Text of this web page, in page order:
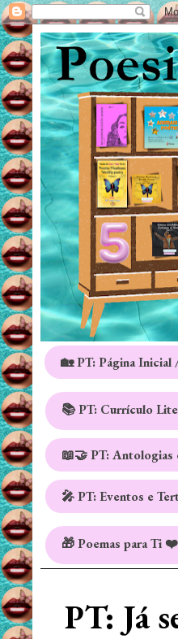
🏡 PT: Página Inicial
📚 PT: Currículo
📖🤝 PT:
🎤 PT: Eventos e
🎁 Poemas para Ti
PT: Já